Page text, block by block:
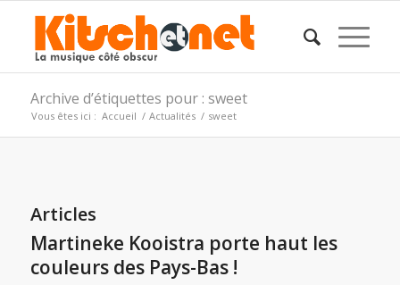
Archive d’étiquettes pour : sweet
Vous êtes ici : Accueil / Actualités / sweet
Articles
Martineke Kooistra porte haut les
couleurs des Pays-Bas !